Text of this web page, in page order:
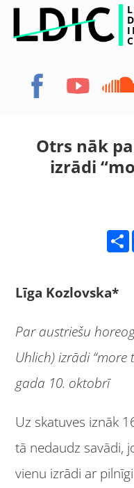
Otrs nāk
izrādi
Līga Kozlovska*
Par austriešu
Uhlich) izrādi “more
gada 10. oktobrī
Uz skatuves iznāk
tā nedaudz savādi,
vienu izrādi ar